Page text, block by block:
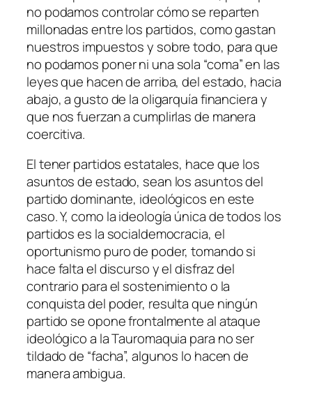
no podamos controlar cómo se reparten
millonadas entre los partidos, como gastan
nuestros impuestos y sobre todo, para que
no podamos poner ni una sola “coma” en las
leyes que hacen de arriba, del estado, hacia
abajo, a gusto de la oligarquía financiera y
que nos fuerzan a cumplirlas de manera
coercitiva.
El tener partidos estatales, hace que los
asuntos de estado, sean los asuntos del
partido dominante, ideológicos en este
caso. Y, como la ideología única de todos los
partidos es la socialdemocracia, el
oportunismo puro de poder, tomando si
hace falta el discurso y el disfraz del
contrario para el sostenimiento o la
conquista del poder, resulta que ningún
partido se opone frontalmente al ataque
ideológico a la Tauromaquia para no ser
tildado de “facha”, algunos lo hacen de
manera ambigua.